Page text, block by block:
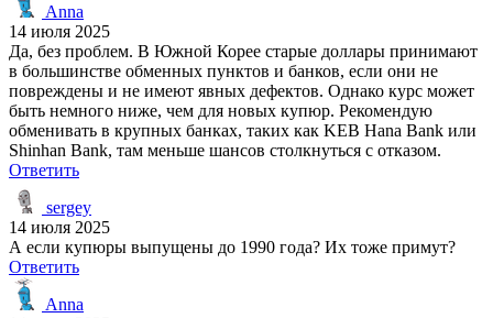
Anna
14 июля 2025
Да, без проблем. В Южной Корее старые доллары принимают
в большинстве обменных пунктов и банков, если они не
повреждены и не имеют явных дефектов. Однако курс может
быть немного ниже, чем для новых купюр. Рекомендую
обменивать в крупных банках, таких как KEB Hana Bank или
Shinhan Bank, там меньше шансов столкнуться с отказом.
Ответить
sergey
14 июля 2025
А если купюры выпущены до 1990 года? Их тоже примут?
Ответить
Anna